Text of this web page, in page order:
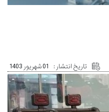
تاریخ انتشار : 01 شهریور 1403